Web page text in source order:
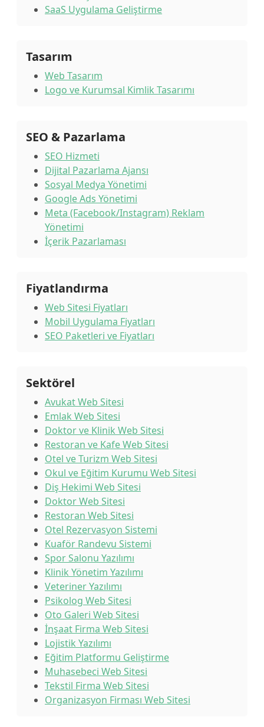
SaaS Uygulama Geliştirme
Tasarım
Web Tasarım
Logo ve Kurumsal Kimlik Tasarımı
SEO & Pazarlama
SEO Hizmeti
Dijital Pazarlama Ajansı
Sosyal Medya Yönetimi
Google Ads Yönetimi
Meta (Facebook/Instagram) Reklam
Yönetimi
İçerik Pazarlaması
Fiyatlandırma
Web Sitesi Fiyatları
Mobil Uygulama Fiyatları
SEO Paketleri ve Fiyatları
Sektörel
Avukat Web Sitesi
Emlak Web Sitesi
Doktor ve Klinik Web Sitesi
Restoran ve Kafe Web Sitesi
Otel ve Turizm Web Sitesi
Okul ve Eğitim Kurumu Web Sitesi
Diş Hekimi Web Sitesi
Doktor Web Sitesi
Restoran Web Sitesi
Otel Rezervasyon Sistemi
Kuaför Randevu Sistemi
Spor Salonu Yazılımı
Klinik Yönetim Yazılımı
Veteriner Yazılımı
Psikolog Web Sitesi
Oto Galeri Web Sitesi
İnşaat Firma Web Sitesi
Lojistik Yazılımı
Eğitim Platformu Geliştirme
Muhasebeci Web Sitesi
Tekstil Firma Web Sitesi
Organizasyon Firması Web Sitesi